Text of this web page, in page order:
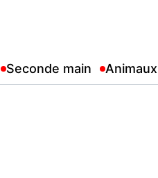
Seconde main Animaux